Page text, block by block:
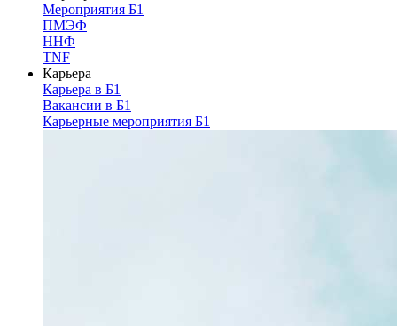
Мероприятия Б1
ПМЭФ
ННФ
TNF
Карьера
Карьера в Б1
Вакансии в Б1
Карьерные мероприятия Б1